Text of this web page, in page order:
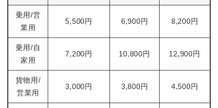
乗用/営
業用
5,500円 6,900円 8,200円
乗用/自
家用
7,200円 10,800円 12,900円
貨物用/
営業用
3,000円 3,800円 4,500円